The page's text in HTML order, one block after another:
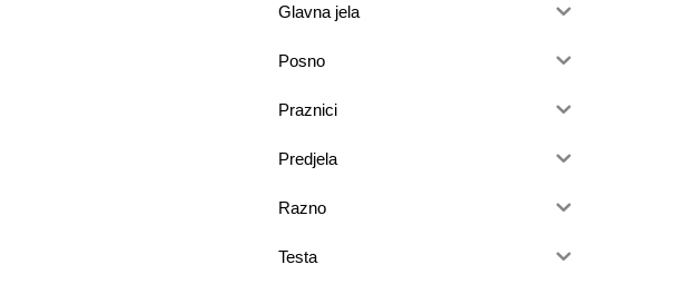
Glavna jela
Posno
Praznici
Predjela
Razno
Testa